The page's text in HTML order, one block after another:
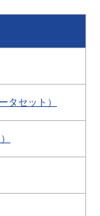
タセット）